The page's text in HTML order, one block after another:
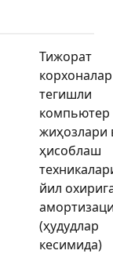
Тижорат
тегишли
компьютер
жиҳозлари
ҳисоблаш
йил
(ҳудудлар
кесимида)